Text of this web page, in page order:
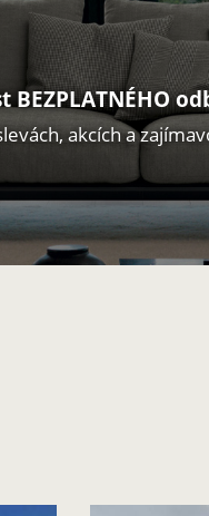
BEZPLATNÉHO
akcích a